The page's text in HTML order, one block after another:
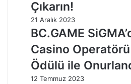
Çıkarın!
21 Aralık 2023
BC.GAME
Casino
Ödülü ile
12 Temmuz 2023